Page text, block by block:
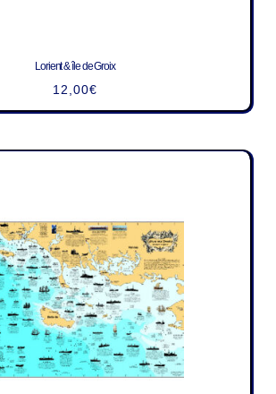
Lorient & île de Groix
12,00€